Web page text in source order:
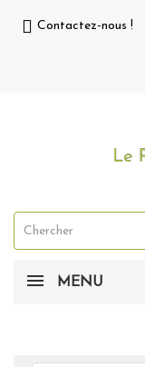
Contactez-nous !
MENU